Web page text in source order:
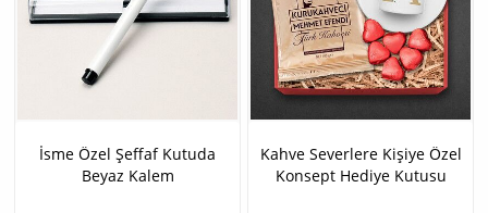
İsme Özel Şeffaf Kutuda
Beyaz Kalem
Kahve Severlere Kişiye Özel
Konsept Hediye Kutusu